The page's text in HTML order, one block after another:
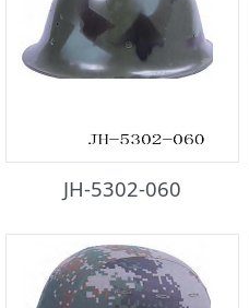
JH-5302-060